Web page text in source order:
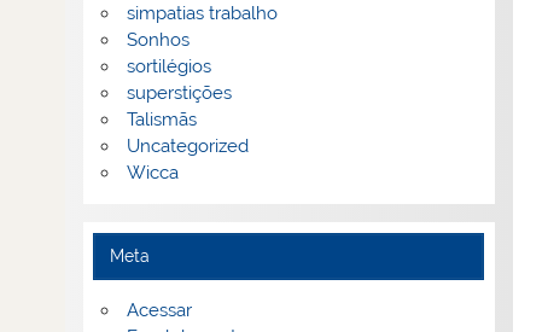
simpatias trabalho
Sonhos
sortilégios
superstições
Talismãs
Uncategorized
Wicca
Meta
Acessar